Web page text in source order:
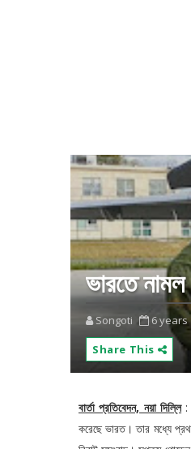
ভারতে নামল
Songoti 6 years
Share This
বার্তা প্রতিবেদন, নয়া দিল্লি:
করেছে ভারত। তার মধ্যে